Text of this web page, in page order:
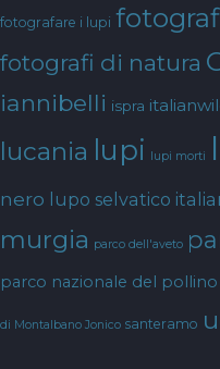
fotografare i lupi
fotografi di natura
iannibelli ispra
lucania lupi lupi morti
nero lupo selvatico
murgia parco dell'aveto
parco nazionale del pollino
di Montalbano Jonico santeramo